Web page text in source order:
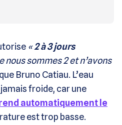
«2 à 3 jours
nous sommes 2 et n’avons
Bruno Catiau. L’eau
froide, car une
automatiquement le
est trop basse.